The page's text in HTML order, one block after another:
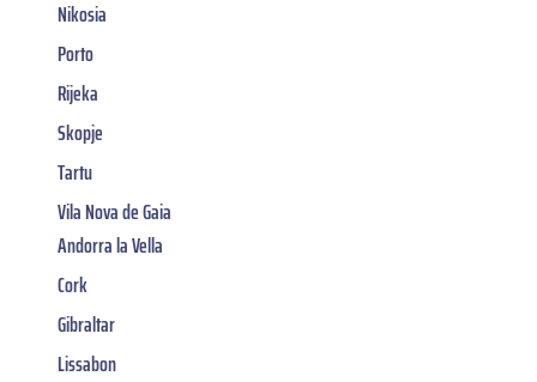
Nikosia
Porto
Rijeka
Skopje
Tartu
Vila Nova de Gaia
Andorra la Vella
Cork
Gibraltar
Lissabon